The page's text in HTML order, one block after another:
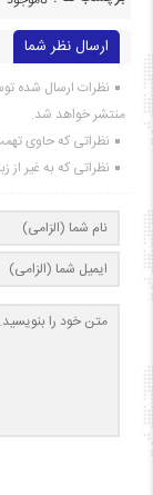
ارسال نظر شما
نظرات ارسال شده
منتشر خواهد شد.
نظراتی که حاوی
نظراتی که به غیر از